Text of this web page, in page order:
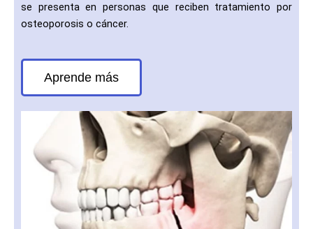
se presenta en personas que reciben tratamiento por
osteoporosis o cáncer.
Aprende más